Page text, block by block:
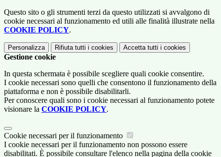
Questo sito o gli strumenti terzi da questo utilizzati si avvalgono di
cookie necessari al funzionamento ed utili alle finalità illustrate nella
COOKIE POLICY.
Personalizza Rifiuta tutti i cookies Accetta tutti i cookies
Gestione cookie
In questa schermata è possibile scegliere quali cookie consentire.
I cookie necessari sono quelli che consentono il funzionamento della
piattaforma e non è possibile disabilitarli.
Per conoscere quali sono i cookie necessari al funzionamento potete
visionare la COOKIE POLICY.
Cookie necessari per il funzionamento
I cookie necessari per il funzionamento non possono essere
disabilitati. È possibile consultare l'elenco nella pagina della cookie